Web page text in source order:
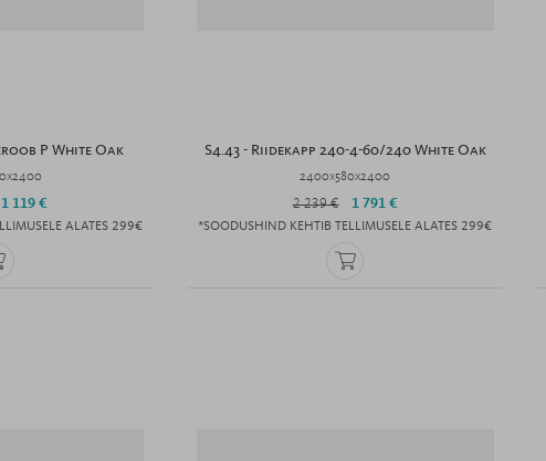
P White Oak
1 119 €
ALATES 299€
S4.43 - Riidekapp 240-4-60/240 White Oak
2400x580x2400
2 239 € 1 791 €
*SOODUSHIND KEHTIB TELLIMUSELE ALATES 299€